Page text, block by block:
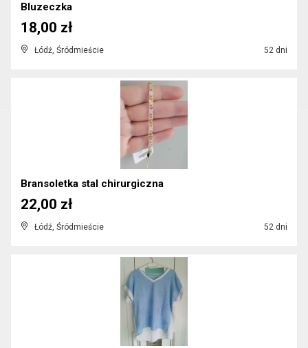
Bluzeczka
Łódź, Śródmieście 52 dni
18,00 zł
Bransoletka stal chirurgiczna
Łódź, Śródmieście 52 dni
22,00 zł